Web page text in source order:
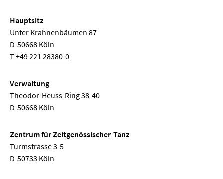
Hauptsitz
Unter Krahnenbäumen 87
D-50668 Köln
T+49 221 28380-0
Verwaltung
Theodor-Heuss-Ring 38-40
D-50668 Köln
Zentrum für Zeitgenössischen Tanz
Turmstrasse 3-5
D-50733 Köln